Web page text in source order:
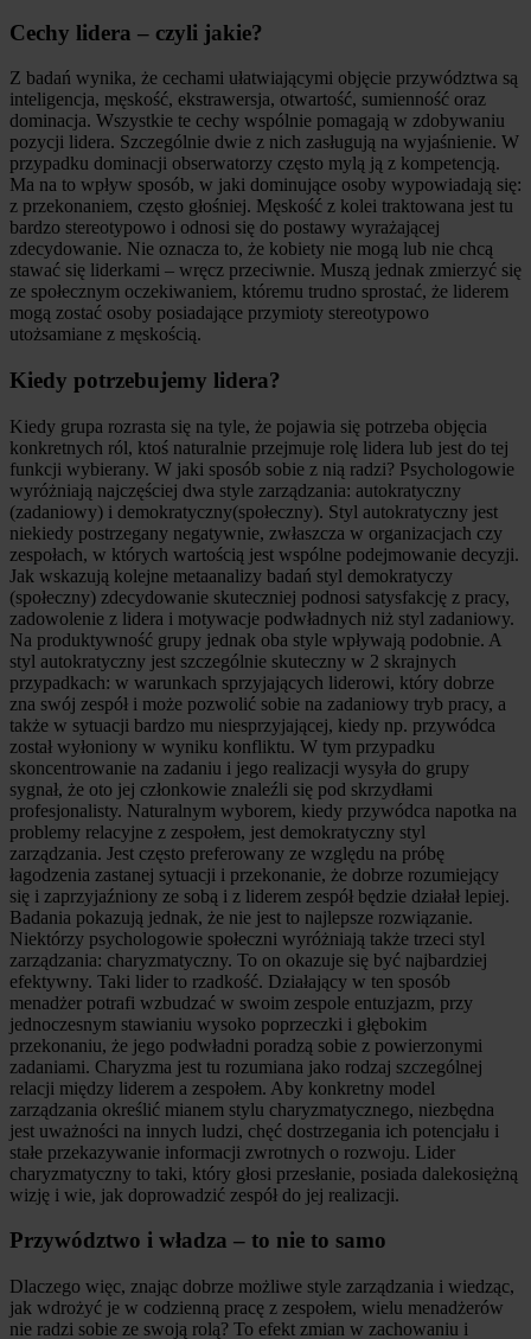
Cechy lidera – czyli jakie?
Z badań wynika, że cechami ułatwiającymi objęcie przywództwa są
inteligencja, męskość, ekstrawersja, otwartość, sumienność oraz
dominacja. Wszystkie te cechy wspólnie pomagają w zdobywaniu
pozycji lidera. Szczególnie dwie z nich zasługują na wyjaśnienie. W
przypadku dominacji obserwatorzy często mylą ją z kompetencją.
Ma na to wpływ sposób, w jaki dominujące osoby wypowiadają się:
z przekonaniem, często głośniej. Męskość z kolei traktowana jest tu
bardzo stereotypowo i odnosi się do postawy wyrażającej
zdecydowanie. Nie oznacza to, że kobiety nie mogą lub nie chcą
stawać się liderkami – wręcz przeciwnie. Muszą jednak zmierzyć się
ze społecznym oczekiwaniem, któremu trudno sprostać, że liderem
mogą zostać osoby posiadające przymioty stereotypowo
utożsamiane z męskością.
Kiedy potrzebujemy lidera?
Kiedy grupa rozrasta się na tyle, że pojawia się potrzeba objęcia
konkretnych ról, ktoś naturalnie przejmuje rolę lidera lub jest do tej
funkcji wybierany. W jaki sposób sobie z nią radzi? Psychologowie
wyróżniają najczęściej dwa style zarządzania: autokratyczny
(zadaniowy) i demokratyczny(społeczny). Styl autokratyczny jest
niekiedy postrzegany negatywnie, zwłaszcza w organizacjach czy
zespołach, w których wartością jest wspólne podejmowanie decyzji.
Jak wskazują kolejne metaanalizy badań styl demokratyczy
(społeczny) zdecydowanie skuteczniej podnosi satysfakcję z pracy,
zadowolenie z lidera i motywacje podwładnych niż styl zadaniowy.
Na produktywność grupy jednak oba style wpływają podobnie. A
styl autokratyczny jest szczególnie skuteczny w 2 skrajnych
przypadkach: w warunkach sprzyjających liderowi, który dobrze
zna swój zespół i może pozwolić sobie na zadaniowy tryb pracy, a
także w sytuacji bardzo mu niesprzyjającej, kiedy np. przywódca
został wyłoniony w wyniku konfliktu. W tym przypadku
skoncentrowanie na zadaniu i jego realizacji wysyła do grupy
sygnał, że oto jej członkowie znaleźli się pod skrzydłami
profesjonalisty. Naturalnym wyborem, kiedy przywódca napotka na
problemy relacyjne z zespołem, jest demokratyczny styl
zarządzania. Jest często preferowany ze względu na próbę
łagodzenia zastanej sytuacji i przekonanie, że dobrze rozumiejący
się i zaprzyjaźniony ze sobą i z liderem zespół będzie działał lepiej.
Badania pokazują jednak, że nie jest to najlepsze rozwiązanie.
Niektórzy psychologowie społeczni wyróżniają także trzeci styl
zarządzania: charyzmatyczny. To on okazuje się być najbardziej
efektywny. Taki lider to rzadkość. Działający w ten sposób
menadżer potrafi wzbudzać w swoim zespole entuzjazm, przy
jednoczesnym stawianiu wysoko poprzeczki i głębokim
przekonaniu, że jego podwładni poradzą sobie z powierzonymi
zadaniami. Charyzma jest tu rozumiana jako rodzaj szczególnej
relacji między liderem a zespołem. Aby konkretny model
zarządzania określić mianem stylu charyzmatycznego, niezbędna
jest uważności na innych ludzi, chęć dostrzegania ich potencjału i
stałe przekazywanie informacji zwrotnych o rozwoju. Lider
charyzmatyczny to taki, który głosi przesłanie, posiada dalekosiężną
wizję i wie, jak doprowadzić zespół do jej realizacji.
Przywództwo i władza – to nie to samo
Dlaczego więc, znając dobrze możliwe style zarządzania i wiedząc,
jak wdrożyć je w codzienną pracę z zespołem, wielu menadżerów
nie radzi sobie ze swoją rolą? To efekt zmian w zachowaniu i